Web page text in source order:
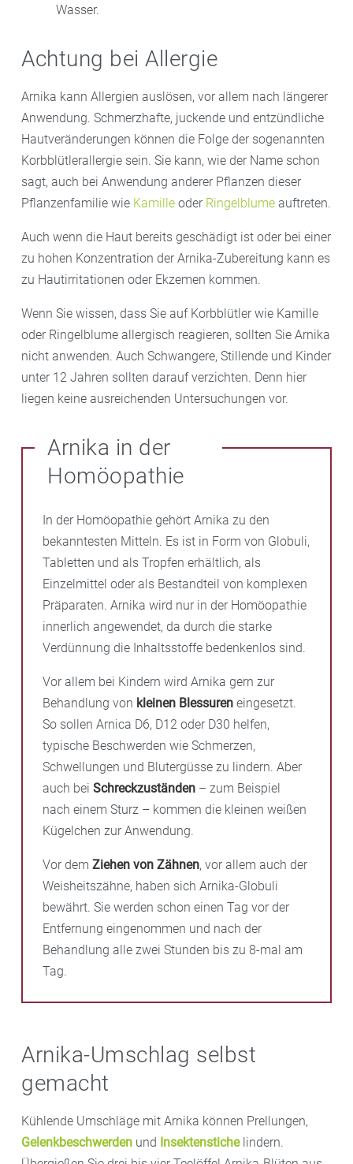
Wasser.
Achtung bei Allergie
Arnika kann Allergien auslösen, vor allem nach längerer
Anwendung. Schmerzhafte, juckende und entzündliche
Hautveränderungen können die Folge der sogenannten
Korbblütlerallergie sein. Sie kann, wie der Name schon
sagt, auch bei Anwendung anderer Pflanzen dieser
Pflanzenfamilie wie Kamille oder Ringelblume auftreten.
Auch wenn die Haut bereits geschädigt ist oder bei einer
zu hohen Konzentration der Arnika-Zubereitung kann es
zu Hautirritationen oder Ekzemen kommen.
Wenn Sie wissen, dass Sie auf Korbblütler wie Kamille
oder Ringelblume allergisch reagieren, sollten Sie Arnika
nicht anwenden. Auch Schwangere, Stillende und Kinder
unter 12 Jahren sollten darauf verzichten. Denn hier
liegen keine ausreichenden Untersuchungen vor.
Arnika in der
Homöopathie
In der Homöopathie gehört Arnika zu den
bekanntesten Mitteln. Es ist in Form von Globuli,
Tabletten und als Tropfen erhältlich, als
Einzelmittel oder als Bestandteil von komplexen
Präparaten. Arnika wird nur in der Homöopathie
innerlich angewendet, da durch die starke
Verdünnung die Inhaltsstoffe bedenkenlos sind.
Vor allem bei Kindern wird Arnika gern zur
Behandlung von kleinen Blessuren eingesetzt.
So sollen Arnica D6, D12 oder D30 helfen,
typische Beschwerden wie Schmerzen,
Schwellungen und Blutergüsse zu lindern. Aber
auch bei Schreckzuständen – zum Beispiel
nach einem Sturz – kommen die kleinen weißen
Kügelchen zur Anwendung.
Vor dem Ziehen von Zähnen, vor allem auch der
Weisheitszähne, haben sich Arnika-Globuli
bewährt. Sie werden schon einen Tag vor der
Entfernung eingenommen und nach der
Behandlung alle zwei Stunden bis zu 8-mal am
Tag.
Arnika-Umschlag selbst
gemacht
Kühlende Umschläge mit Arnika können Prellungen,
Gelenkbeschwerden und Insektenstichelindern.